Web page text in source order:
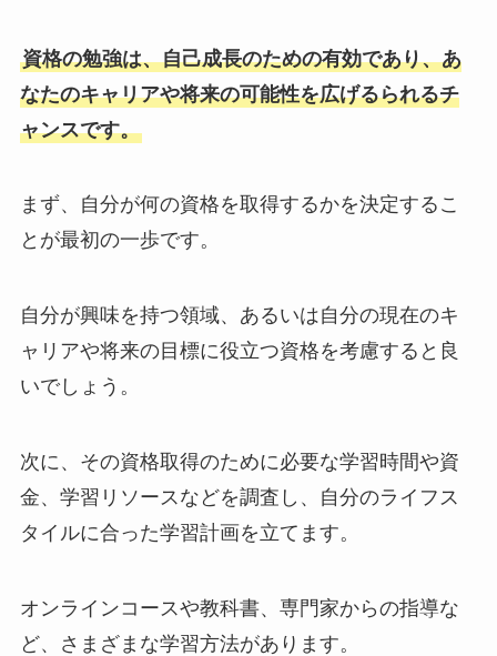
資格の勉強は、自己成長のための有効であり、あ
なたのキャリアや将来の可能性を広げるられるチ
ャンスです。
まず、自分が何の資格を取得するかを決定するこ
とが最初の一歩です。
自分が興味を持つ領域、あるいは自分の現在のキ
ャリアや将来の目標に役立つ資格を考慮すると良
いでしょう。
次に、その資格取得のために必要な学習時間や資
金、学習リソースなどを調査し、自分のライフス
タイルに合った学習計画を立てます。
オンラインコースや教科書、専門家からの指導な
ど、さまざまな学習方法があります。